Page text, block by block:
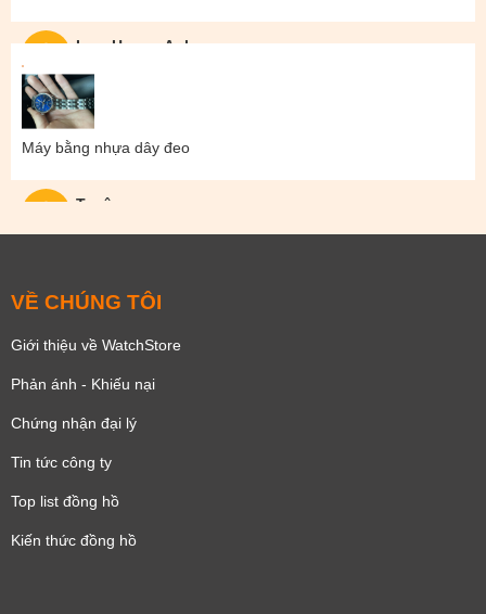
Lam Hoang Anh
Tuyên
Máy bằng nhựa dây đeo
VỀ CHÚNG TÔI
Giới thiệu về WatchStore
Phản ánh - Khiếu nại
Chứng nhận đại lý
Tin tức công ty
Top list đồng hồ
Kiến thức đồng hồ